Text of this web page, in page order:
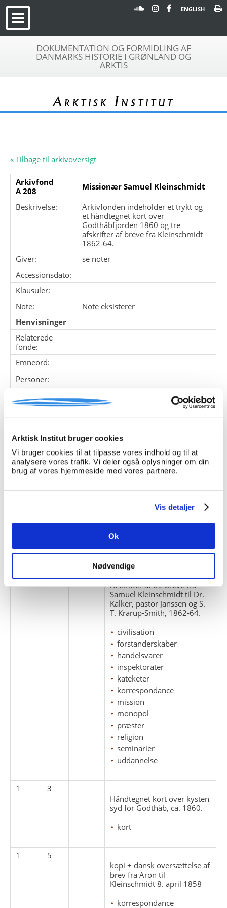
Arktisk Institut bruger cookies
Vi bruger cookies til at tilpasse vores indhold og til at
analysere vores trafik. Vi deler også oplysninger om din
brug af vores hjemmeside med vores partnere.
Vis detaljer
Ok
Nødvendige
ENGLISH
DOKUMENTATION OG FORMIDLING AF
DANMARKS HISTORIE I GRØNLAND OG
ARKTIS
Arktisk Institut
« Tilbage til arkivoversigt
Arkivfond
A 208
Missionær Samuel Kleinschmidt
Beskrivelse:
Arkivfonden indeholder et trykt og
et håndtegnet kort over
Godthåbfjorden 1860 og tre
afskrifter af breve fra Kleinschmidt
1862-64.
Giver:
se noter
Accessionsdato:
Klausuler:
Note:
Note eksisterer
Henvisninger
Relaterede
fonde:
Emneord:
Personer:
ARKIVFONDEN INDEHOLDER NEDENSTÅENDE
Pakke
nr.
Løbe
nr.
Enheds
nr.
1
1
Kort over Godthåbfjorden
Bogtrykkeri 1860.
kort
missionærer
på grønlandsk
Afskrifter af tre breve fra
Samuel Kleinschmidt til Dr.
Kalker, pastor Janssen og S.
T. Krarup-Smith, 1862-64.
civilisation
forstanderskaber
handelsvarer
inspektorater
kateketer
korrespondance
mission
monopol
præster
religion
seminarier
uddannelse
1
3
Håndtegnet kort over kysten
syd for Godthåb, ca. 1860.
kort
1
5
kopi + dansk oversættelse af
brev fra Aron til
Kleinschmidt 8. april 1858
korrespondance